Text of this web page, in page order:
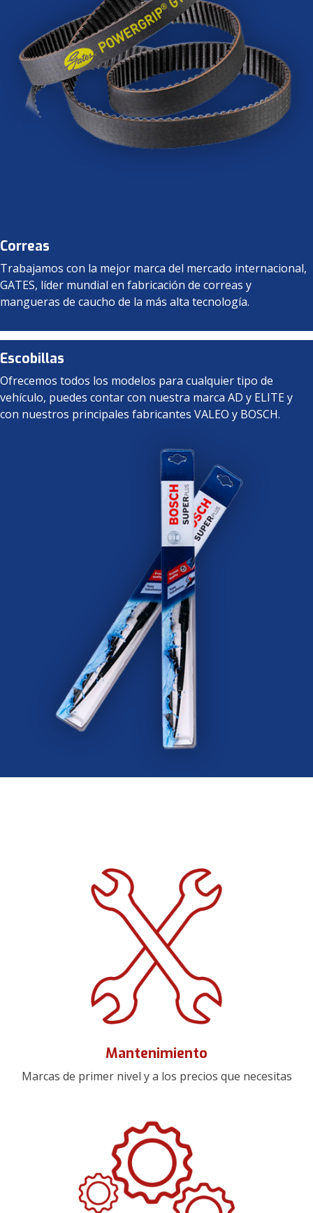
Correas
Trabajamos con la mejor marca del mercado internacional,
GATES, líder mundial en fabricación de correas y
mangueras de caucho de la más alta tecnología.
Escobillas
Ofrecemos todos los modelos para cualquier tipo de
vehículo, puedes contar con nuestra marca AD y ELITE y
con nuestros principales fabricantes VALEO y BOSCH.
Mantenimiento
Marcas de primer nivel y a los precios que necesitas